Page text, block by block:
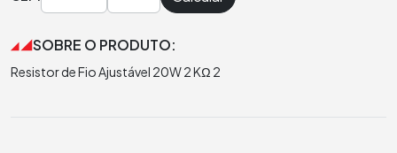
SOBRE O PRODUTO:
Resistor de Fio Ajustável 20W 2 KΩ 2